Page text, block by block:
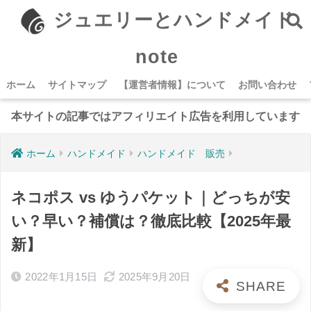
ジュエリーとハンドメイド
note
ホーム サイトマップ 【運営者情報】について お問い合わせ
本サイトの記事ではアフィリエイト広告を利用しています
ホーム ハンドメイド ハンドメイド 販売
ネコポス vs ゆうパケット｜どっちが安
い？早い？補償は？徹底比較【2025年最
新】
2022年1月15日 2025年9月20日